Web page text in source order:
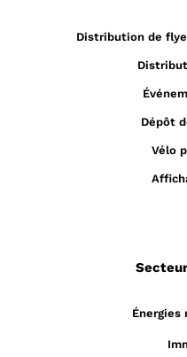
Distribution de
Dépôt
Vélo
Énergies